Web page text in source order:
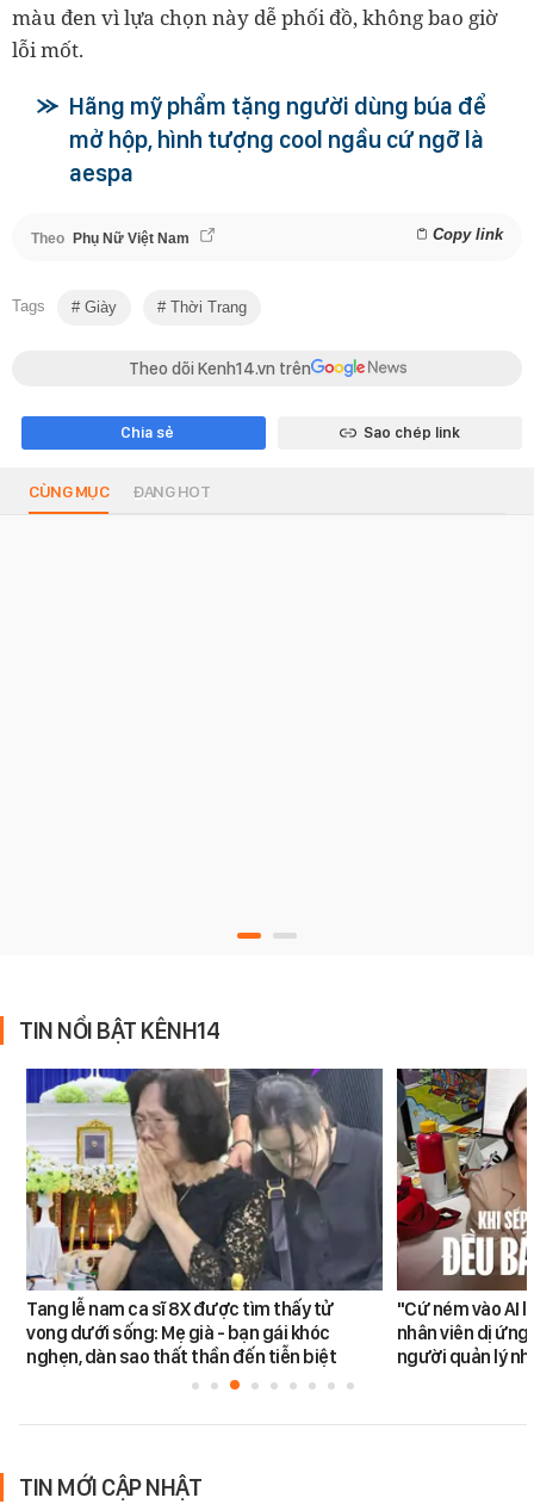
màu đen vì lựa chọn này dễ phối đồ, không bao giờ
lỗi mốt.
Hãng mỹ phẩm tặng người dùng búa để
mở hộp, hình tượng cool ngầu cứ ngỡ là
aespa
Theo Phụ Nữ Việt Nam Copy link
Tags Giày Thời Trang
Theo dõi Kenh14.vn trên
Chia sẻ Sao chép link
CÙNG MỤC ĐANG HOT
TIN NỔI BẬT KÊNH14
Tang lễ nam ca sĩ 8X được tìm thấy tử
vong dưới sống: Mẹ già - bạn gái khóc
nghẹn, dàn sao thất thần đến tiễn biệt
"Cứ ném vào AI
nhân viên dị ứng
người quản lý
TIN MỚI CẬP NHẬT